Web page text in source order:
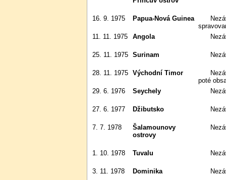
16. 9. 1975 Papua-Nová Guinea
Nezávislost na mandátu OSN
11. 11. 1975
Angola
25. 11. 1975 Surinam
28. 11. 1975 Východní Timor
Nezávislost na Portugalsku. Hned
poté
29. 6. 1976
Seychely
27. 6. 1977 Džibutsko
7. 7. 1978
Šalamounovy
ostrovy
1. 10. 1978 Tuvalu
3. 11. 1978 Dominika